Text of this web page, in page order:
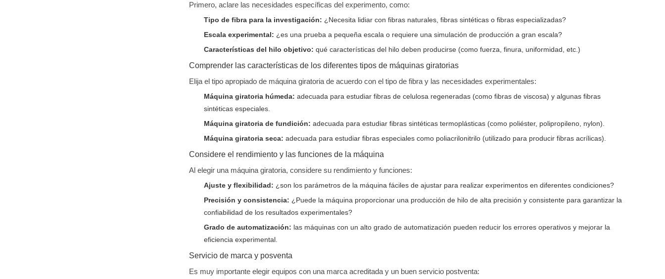
Primero, aclare las necesidades específicas del experimento, como:
Tipo de fibra para la investigación: ¿Necesita lidiar con fibras naturales, fibras sintéticas o fibras especializadas?
Escala experimental: ¿es una prueba a pequeña escala o requiere una simulación de producción a gran escala?
Características del hilo objetivo: qué características del hilo deben producirse (como fuerza, finura, uniformidad, etc.)
Comprender las características de los diferentes tipos de máquinas giratorias
Elija el tipo apropiado de máquina giratoria de acuerdo con el tipo de fibra y las necesidades experimentales:
Máquina giratoria húmeda: adecuada para estudiar fibras de celulosa regeneradas (como fibras de viscosa) y algunas fibras
sintéticas especiales.
Máquina giratoria de fundición: adecuada para estudiar fibras sintéticas termoplásticas (como poliéster, polipropileno, nylon).
Máquina giratoria seca: adecuada para estudiar fibras especiales como poliacrilonitrilo (utilizado para producir fibras acrílicas).
Considere el rendimiento y las funciones de la máquina
Al elegir una máquina giratoria, considere su rendimiento y funciones:
Ajuste y flexibilidad: ¿son los parámetros de la máquina fáciles de ajustar para realizar experimentos en diferentes condiciones?
Precisión y consistencia: ¿Puede la máquina proporcionar una producción de hilo de alta precisión y consistente para garantizar la
confiabilidad de los resultados experimentales?
Grado de automatización: las máquinas con un alto grado de automatización pueden reducir los errores operativos y mejorar la
eficiencia experimental.
Servicio de marca y posventa
Es muy importante elegir equipos con una marca acreditada y un buen servicio postventa: